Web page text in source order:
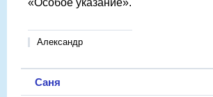
«Особое указание».
Александр
Саня